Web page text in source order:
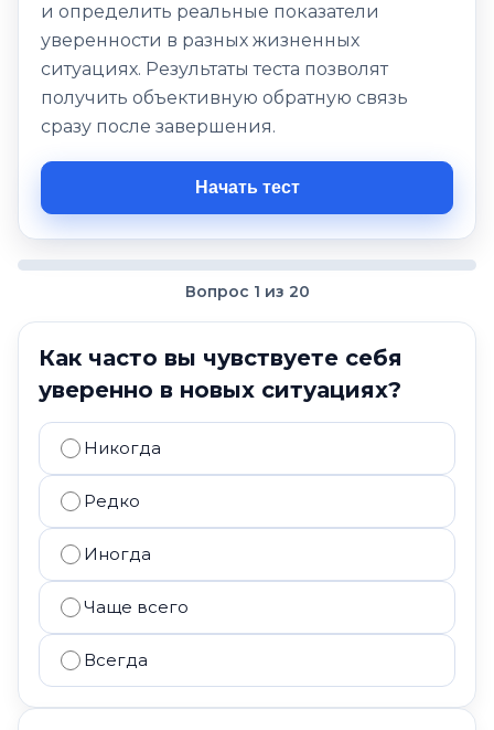
и определить реальные показатели
уверенности в разных жизненных
ситуациях. Результаты теста позволят
получить объективную обратную связь
сразу после завершения.
Начать тест
Вопрос 1 из 20
Как часто вы чувствуете себя
уверенно в новых ситуациях?
Никогда
Редко
Иногда
Чаще всего
Всегда